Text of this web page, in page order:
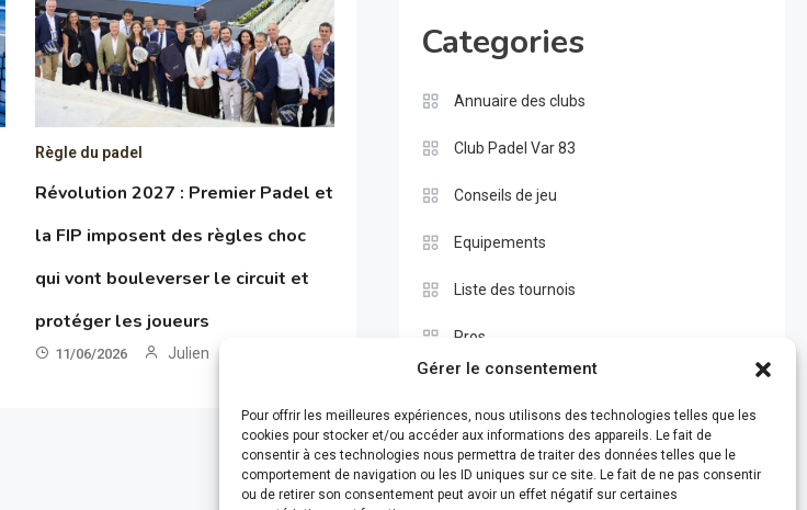
Gérer le consentement
Pour offrir les meilleures expériences, nous utilisons des technologies telles que les
cookies pour stocker et/ou accéder aux informations des appareils. Le fait de
consentir à ces technologies nous permettra de traiter des données telles que le
comportement de navigation ou les ID uniques sur ce site. Le fait de ne pas consentir
ou de retirer son consentement peut avoir un effet négatif sur certaines
Règle du padel
Révolution 2027 : Premier Padel et
la FIP imposent des règles choc
qui vont bouleverser le circuit et
protéger les joueurs
11/06/2026 Julien
Categories
Annuaire des clubs
Club Padel Var 83
Conseils de jeu
Equipements
Liste des tournois
Pros
Test